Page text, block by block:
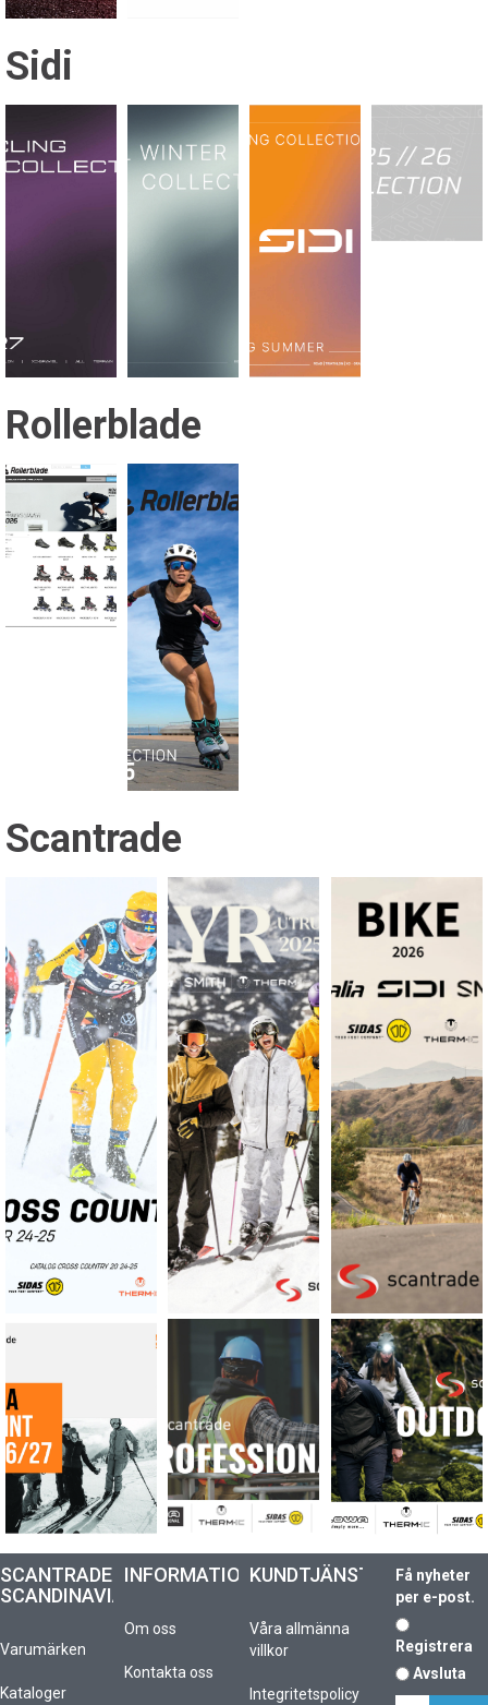
Sidi
Rollerblade
Scantrade
SCANTRADE
SCANDINAVIA
Varumärken
Kataloger
INFORMATION
Om oss
Kontakta oss
KUNDTJÄNST
Våra allmänna
villkor
Integritetspolicy
Få nyheter
per e-post.
Registrera
Avsluta